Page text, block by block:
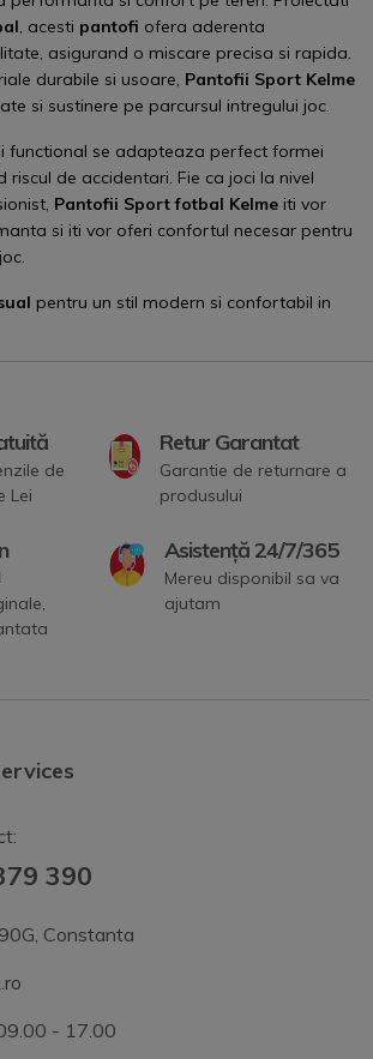
, acesti pantofi ofera aderenta
asigurand o miscare precisa si rapida.
durabile si usoare, Pantofii Sport Kelme
si sustinere pe parcursul intregului joc.
functional se adapteaza perfect formei
riscul de accidentari. Fie ca joci la nivel
Pantofii Sport fotbal Kelme iti vor
si iti vor oferi confortul necesar pentru
pentru un stil modern si confortabil in
de
Lei
Retur Garantat
Garantie de returnare a
produsului
Asistență 24/7/365
Mereu disponibil sa va
ajutam
390
Constanta
- 17.00